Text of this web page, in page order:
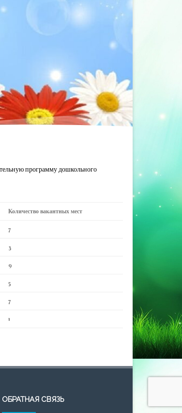
программу дошкольного
Количество вакантных мест
7
3
9
5
7
1
ОБРАТНАЯ СВЯЗЬ